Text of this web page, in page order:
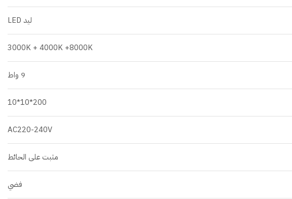
ليد LED
3000K + 4000K +8000K
9 واط
200*10*10
AC220-240V
مثبت على الحائط
فضي